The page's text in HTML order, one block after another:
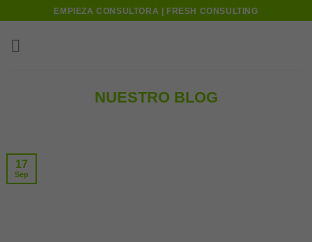
to
content
EMPIEZA CONSULTORA | FRESH CONSULTING
NUESTRO BLOG
17
Sep